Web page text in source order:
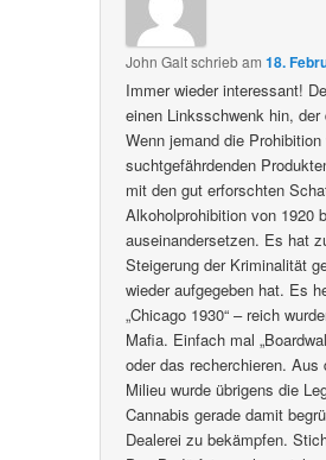
John Galtschriebam18.
Immer wieder interessant!
einen Linksschwenk hin,
Wenn jemand die Prohibition
suchtgefährdenden
mit den gut erforschten
Alkoholprohibition von 1920
auseinandersetzen. Es hat
Steigerung der Kriminalität
wieder aufgegeben hat. Es
„Chicago 1930“ – reich
Mafia. Einfach mal
oder das recherchieren. Aus
Milieu wurde übrigens die
Cannabis gerade damit
Dealerei zu bekämpfen.